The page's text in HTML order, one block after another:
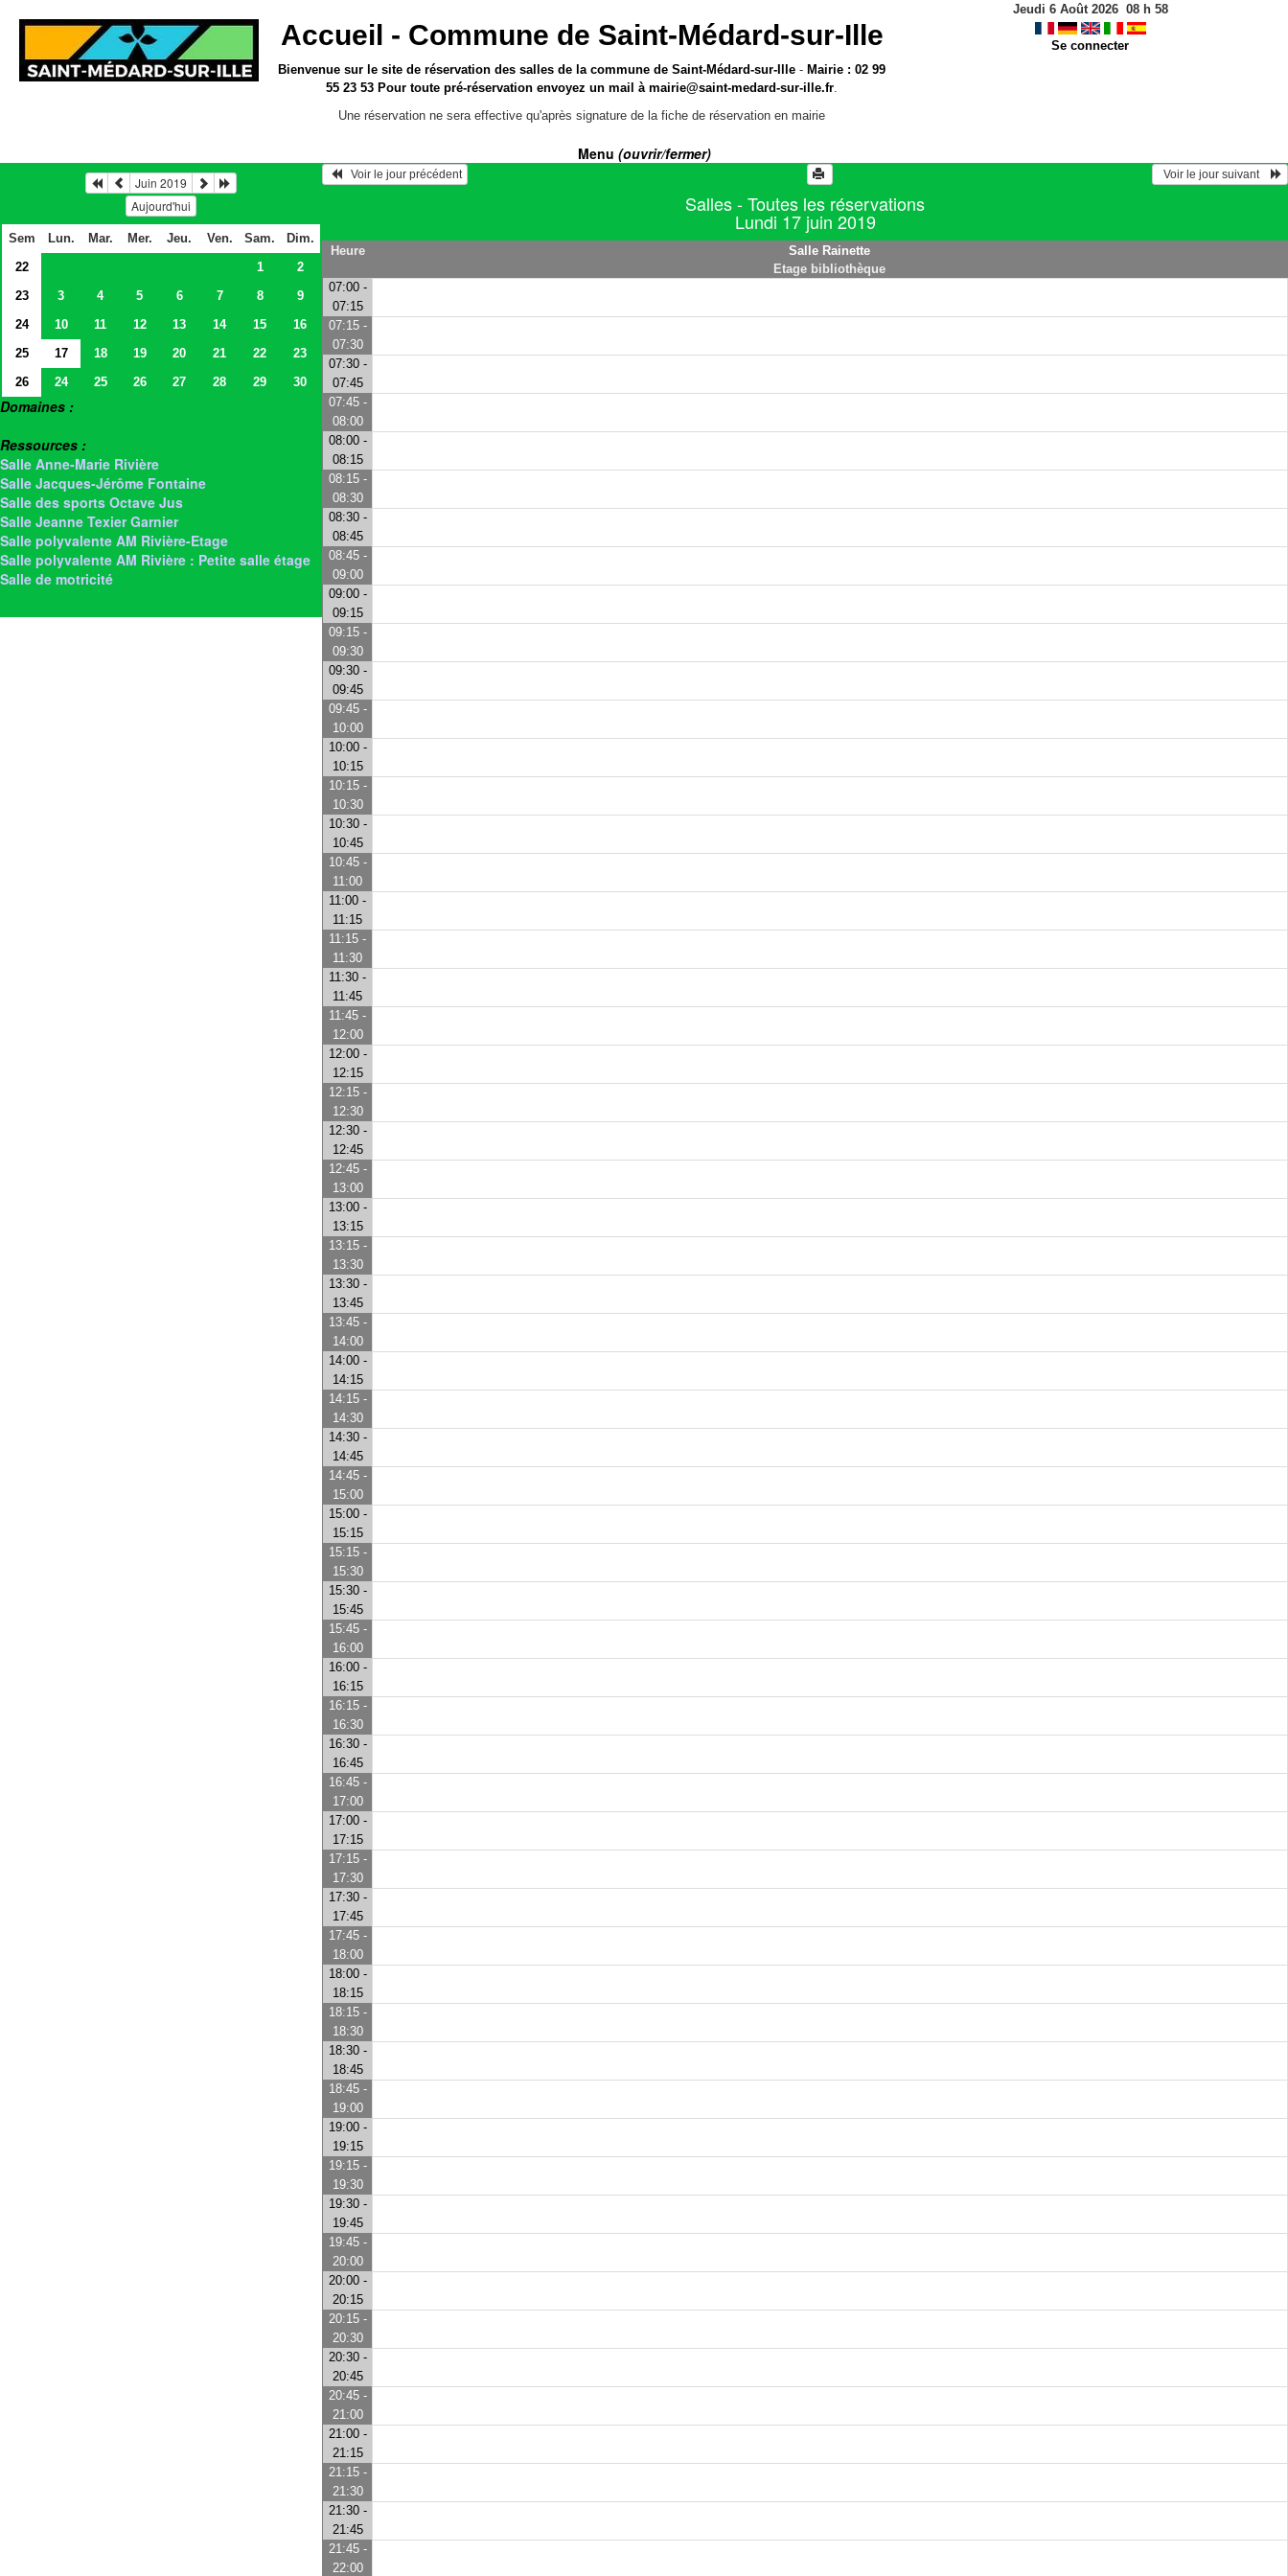
Accueil - Commune de Saint-Médard-sur-Ille
Bienvenue sur le sitede réservation des salles de la commune de Saint-Médard-sur-Ille - Mairie : 02 99
55 23 53 Pour toute pré-réservation envoyez un mail àmairie@saint-medard-sur-ille.fr.
Une réservation ne sera effective qu'après signature de la fiche de réservation en mairie
Jeudi 6 Août 2026 08h 58
Se connecter
Menu (ouvrir/fermer)
Juin 2019
Aujourd'hui
Sem Lun. Mar. Mer. Jeu. Ven. Sam.
Dim.
22
1
2
23
3 4 5 6 7 8
9
24
10 11 12 13 14 15
16
25
17 18 19 20 21 22
23
26
24 25 26 27 28 29 30
Domaines :
Ressources :
Salle Anne-Marie Rivière
Salle Jacques-Jérôme Fontaine
Salle des sports Octave Jus
Salle Jeanne Texier Garnier
Salle polyvalente AM Rivière-Etage
Salle polyvalente AM Rivière : Petite salle étage
Salle de motricité
   Voir le jour précédent
  Voir le jour suivant
Salles - Toutes les réservations
Lundi 17 juin 2019
Heure
Salle Rainette
Etage bibliothèque
07:00 -
07:15
07:15 -
07:30
07:30 -
07:45
07:45 -
08:00
08:00 -
08:15
08:15 -
08:30
08:30 -
08:45
08:45 -
09:00
09:00 -
09:15
09:15 -
09:30
09:30 -
09:45
09:45 -
10:00
10:00 -
10:15
10:15 -
10:30
10:30 -
10:45
10:45 -
11:00
11:00 -
11:15
11:15 -
11:30
11:30 -
11:45
11:45 -
12:00
12:00 -
12:15
12:15 -
12:30
12:30 -
12:45
12:45 -
13:00
13:00 -
13:15
13:15 -
13:30
13:30 -
13:45
13:45 -
14:00
14:00 -
14:15
14:15 -
14:30
14:30 -
14:45
14:45 -
15:00
15:00 -
15:15
15:15 -
15:30
15:30 -
15:45
15:45 -
16:00
16:00 -
16:15
16:15 -
16:30
16:30 -
16:45
16:45 -
17:00
17:00 -
17:15
17:15 -
17:30
17:30 -
17:45
17:45 -
18:00
18:00 -
18:15
18:15 -
18:30
18:30 -
18:45
18:45 -
19:00
19:00 -
19:15
19:15 -
19:30
19:30 -
19:45
19:45 -
20:00
20:00 -
20:15
20:15 -
20:30
20:30 -
20:45
20:45 -
21:00
21:00 -
21:15
21:15 -
21:30
21:30 -
21:45
21:45 -
22:00